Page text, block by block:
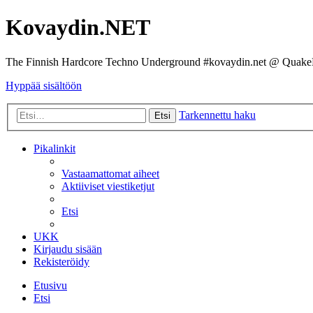
Kovaydin.NET
The Finnish Hardcore Techno Underground #kovaydin.net @
Hyppää sisältöön
Etsi Tarkennettu haku
Pikalinkit
Vastaamattomat aiheet
Aktiiviset viestiketjut
Etsi
UKK
Kirjaudu sisään
Rekisteröidy
Etusivu
Etsi